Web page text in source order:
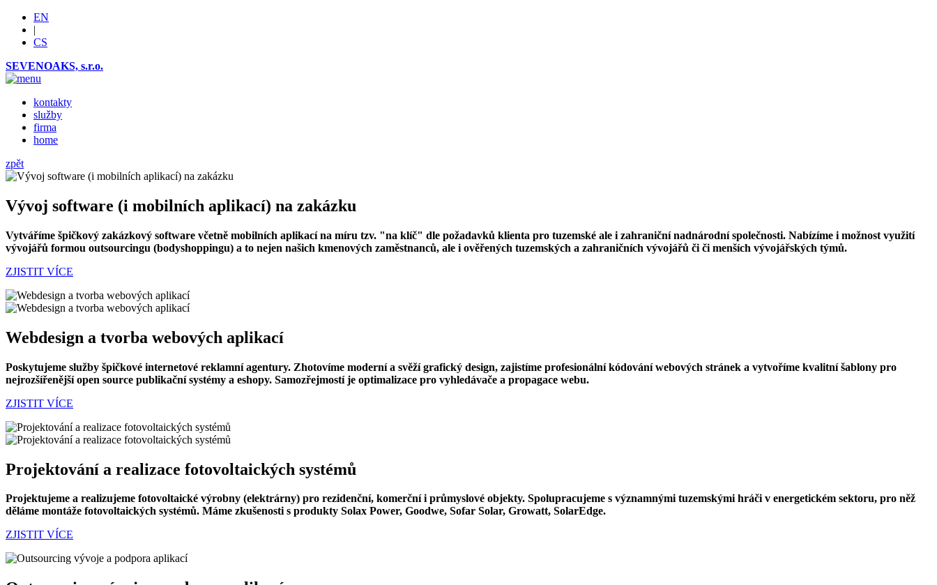
EN
|
CS
SEVENOAKS, s.r.o.
kontakty
služby
firma
home
zpět
Vývoj software (i mobilních aplikací) na zakázku
Vytváříme špičkový zakázkový software včetně mobilních aplikací na míru tzv. "na klíč" dle požadavků klienta pro tuzemské ale i zahraniční nadnárodní společnosti. Nabízíme i možnost využití
vývojářů formou outsourcingu (bodyshoppingu) a to nejen našich kmenových zaměstnanců, ale i ověřených tuzemských a zahraničních vývojářů či či menších vývojářských týmů.
ZJISTIT VÍCE
Webdesign a tvorba webových aplikací
Poskytujeme služby špičkové internetové reklamní agentury. Zhotovíme moderní a svěží grafický design, zajistíme profesionální kódování webových stránek a vytvoříme kvalitní šablony pro
nejrozšířenější open source publikační systémy a eshopy. Samozřejmostí je optimalizace pro vyhledávače a propagace webu.
ZJISTIT VÍCE
Projektování a realizace fotovoltaických systémů
Projektujeme a realizujeme fotovoltaické výrobny (elektrárny) pro rezidenční, komerční i průmyslové objekty. Spolupracujeme s významnými tuzemskými hráči v energetickém sektoru, pro něž
děláme montáže fotovoltaických systémů. Máme zkušenosti s produkty Solax Power, Goodwe, Sofar Solar, Growatt, SolarEdge.
ZJISTIT VÍCE